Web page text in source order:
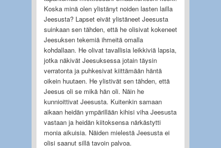
Koska minä olen ylistänyt noiden lasten lailla
Jeesusta? Lapset eivät ylistäneet Jeesusta
suinkaan sen tähden, että he olisivat kokeneet
Jeesuksen tekemiä ihmeitä omalla
kohdallaan. He olivat tavallisia leikkiviä lapsia,
jotka näkivät Jeesuksessa jotain täysin
verratonta ja puhkesivat kiittämään häntä
oikein huutaen. He ylistivät sen tähden, että
Jeesus oli se mikä hän oli. Näin he
kunnioittivat Jeesusta. Kuitenkin samaan
aikaan heidän ympärillään kihisi viha Jeesusta
vastaan ja heidän kiitoksensa närkästytti
monia aikuisia. Näiden mielestä Jeesusta ei
olisi saanut sillä tavoin palvoa.